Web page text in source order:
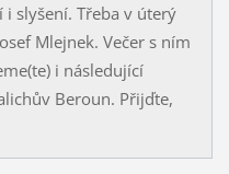
slyšení. Třeba v úterý
Mlejnek. Večer s ním
i následující
Beroun. Přijďte,